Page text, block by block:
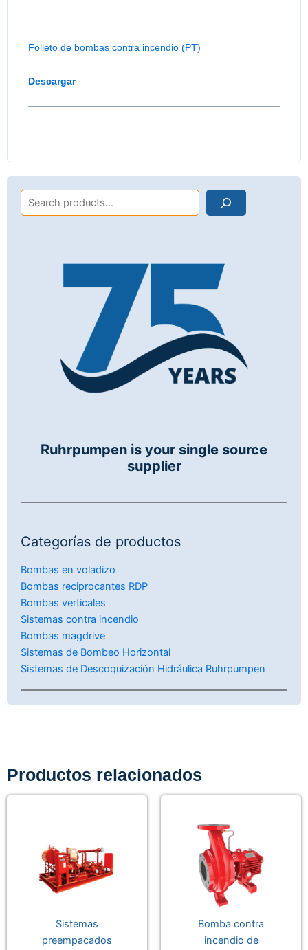
Folleto de bombas contra incendio (PT)
Descargar
Search
Ruhrpumpen is your single source
supplier
Categorías de productos
Bombas en voladizo
Bombas reciprocantes RDP
Bombas verticales
Sistemas contra incendio
Bombas magdrive
Sistemas de Bombeo Horizontal
Sistemas de Descoquización Hidráulica Ruhrpumpen
Productos relacionados
Sistemas
preempacados
Bomba contra
incendio de